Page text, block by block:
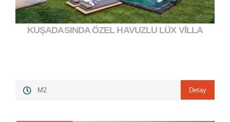
6.550.000,00 ₺">
KUŞADASINDA ÖZEL HAVUZLU LÜX VİLLA
M2 Detay